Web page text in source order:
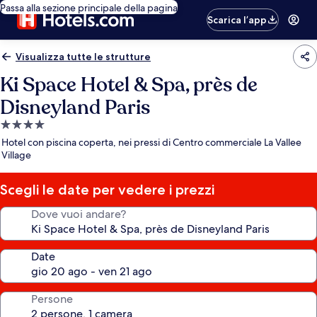
Passa alla sezione principale della pagina
Scarica l’app
Visualizza tutte le strutture
Ki Space Hotel & Spa, près de
Disneyland Paris
Struttura
a
4.0
stelle
Hotel con piscina coperta, nei pressi di Centro commerciale La Vallee
Village
Scegli le date per vedere i prezzi
Dove vuoi andare?
Date
Persone